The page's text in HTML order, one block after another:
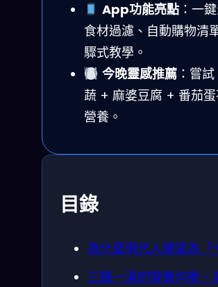
App功能亮點：一
食材過濾、自動購物清
驟式教學。
今晚靈感推薦：嘗
蔬 + 麻婆豆腐 + 番茄
營養。
目錄
為什麼現代人總是為
三餸一湯的營養均衡，